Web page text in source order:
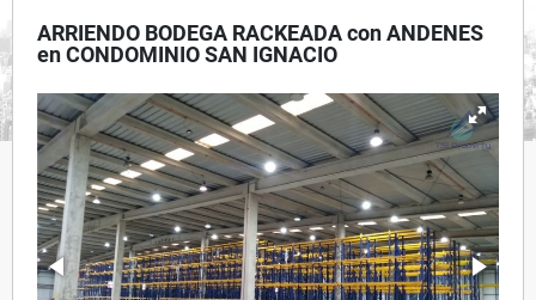
ARRIENDO BODEGA RACKEADA con ANDENES
en CONDOMINIO SAN IGNACIO